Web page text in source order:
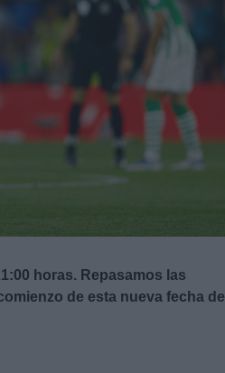
horas. Repasamos las
de esta nueva fecha del